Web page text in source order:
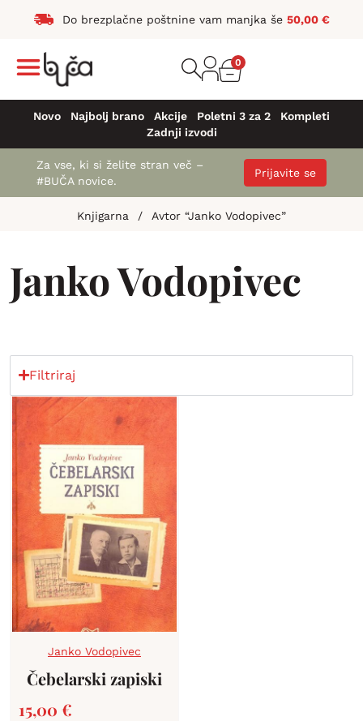
Do brezplačne poštnine vam manjka še 50,00 €
0
Novo Najbolj brano Akcije Poletni 3 za 2
Kompleti
Zadnji izvodi
Za vse, ki si želite stran več –
#BUČA novice.
Prijavite se
Knjigarna / Avtor “Janko Vodopivec”
Janko Vodopivec
Filtriraj
Janko Vodopivec
Čebelarski zapiski
15,00 €